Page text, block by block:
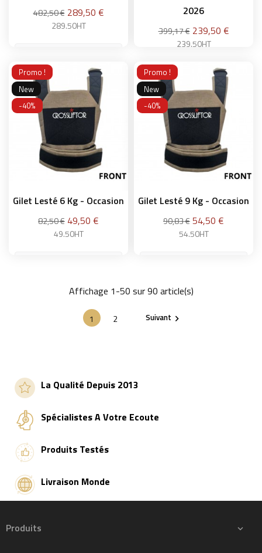
482,50 € Prix
289,50 €
289.50HT
Ajouter au panier
2026
399,17 € Prix
239,50 €
239.50HT
Ajouter au panier
Gilet Lesté 6 Kg - Occasion
82,50 € Prix
49,50 €
49.50HT
Ajouter au panier
Promo !
New
-40%
Gilet Lesté 9 Kg - Occasion
90,83 €Prix
54,50 €
54.50HT
Ajouter au panier
Promo !
New
-40%
Affichage 1-50 sur 90 article(s)
1 2 Suivant 
La Qualité Depuis 2013
Spécialistes A Votre Ecoute
Produits Testés
Livraison Monde
Produits 